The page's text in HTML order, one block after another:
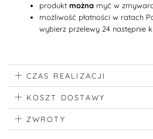
produkt można myć w
możliwość płatności w ratach
wybierz przelewy 24 następnie
CZAS REALIZACJI
KOSZT DOSTAWY
ZWROTY